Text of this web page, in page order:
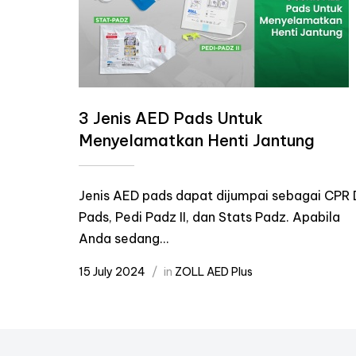
3 Jenis AED Pads Untuk
Menyelamatkan Henti Jantung
Jenis AED pads dapat dijumpai sebagai CPR
Pads, Pedi Padz II, dan Stats Padz. Apabila
Anda sedang...
15 July 2024 in ZOLL AED Plus